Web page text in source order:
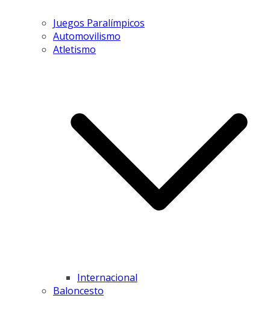
Juegos Paralímpicos
Automovilismo
Atletismo
Internacional
Baloncesto